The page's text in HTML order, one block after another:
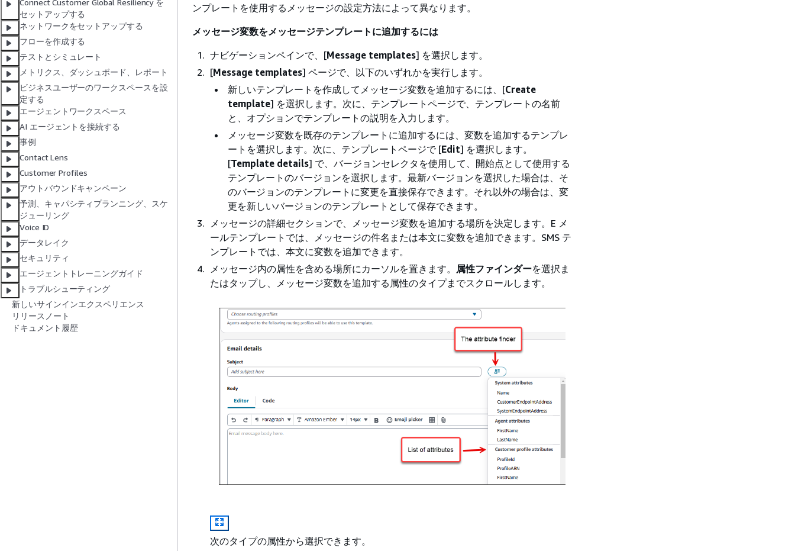
Connect Customer Global Resiliency を
セットアップする
ネットワークをセットアップする
フローを作成する
テストとシミュレート
メトリクス、ダッシュボード、レポート
ビジネスユーザーのワークスペースを設
定する
エージェントワークスペース
AI エージェントを接続する
事例
Contact Lens
Customer Profiles
アウトバウンドキャンペーン
予測、キャパシティプランニング、スケ
ジューリング
Voice ID
データレイク
セキュリティ
エージェントトレーニングガイド
トラブルシューティング
新しいサインインエクスペリエンス
リリースノート
ドキュメント履歴
ンプレートを使用するメッセージの設定方法によって異なります。
メッセージ変数をメッセージテンプレートに追加するには
ナビゲーションペインで、[Message templates] を選択します。
[Message templates] ページで、以下のいずれかを実行します。
新しいテンプレートを作成してメッセージ変数を追加するには、[Create
template] を選択します。次に、テンプレートページで、テンプレートの名前
と、オプションでテンプレートの説明を入力します。
メッセージ変数を既存のテンプレートに追加するには、変数を追加するテンプレ
ートを選択します。次に、テンプレートページで [Edit] を選択します。
[Template details] で、バージョンセレクタを使用して、開始点として使用する
テンプレートのバージョンを選択します。最新バージョンを選択した場合は、そ
のバージョンのテンプレートに変更を直接保存できます。それ以外の場合は、変
更を新しいバージョンのテンプレートとして保存できます。
メッセージの詳細セクションで、メッセージ変数を追加する場所を決定します。E メ
ールテンプレートでは、メッセージの件名または本文に変数を追加できます。SMS テ
ンプレートでは、本文に変数を追加できます。
メッセージ内の属性を含める場所にカーソルを置きます。 属性ファインダーを選択ま
たはタップし、メッセージ変数を追加する属性のタイプまでスクロールします。
次のタイプの属性から選択できます。